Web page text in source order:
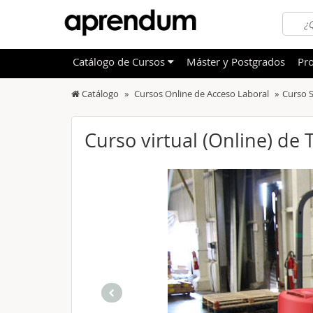
OFERTAS DESTACADAS
NOVEDADES DE NUESTRO CATÁLOGO
Otras
Catálogo Cursos Online de Acceso Laboral Curso
Curso virtual (Online) de
Catálogo de Cursos Máster y Postgrados